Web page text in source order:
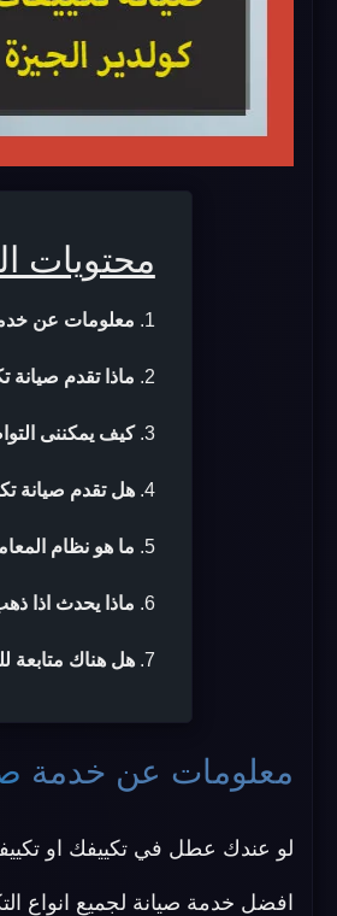
محتويات
معلومات عن
ماذا تقدم صيانة
كيف يمكننى
هل تقدم صيانة
ما هو نظام
ماذا يحدث اذا
هل هناك متابعة
معلومات عن خدمة
لو عندك عطل في تكييفك او
افضل خدمة صيانة لجميع انواع